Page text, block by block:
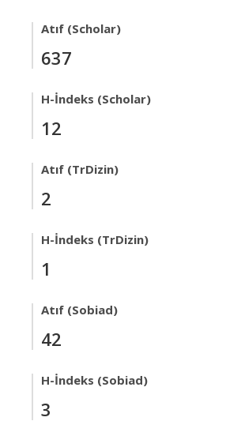
Atıf (Scholar)
637
H-İndeks (Scholar)
12
Atıf (TrDizin)
2
H-İndeks (TrDizin)
1
Atıf (Sobiad)
42
H-İndeks (Sobiad)
3